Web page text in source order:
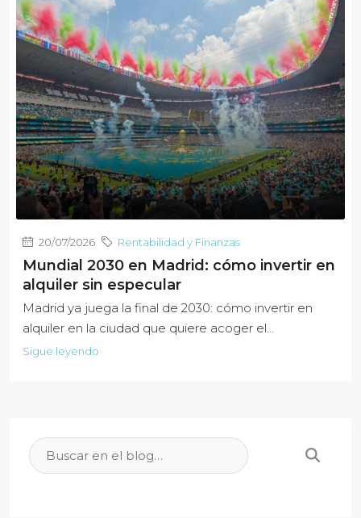
20/07/2026 Rentabilidad y Finanzas
Mundial 2030 en Madrid: cómo invertir en
alquiler sin especular
Madrid ya juega la final de 2030: cómo invertir en
alquiler en la ciudad que quiere acoger el...
Sigue leyendo